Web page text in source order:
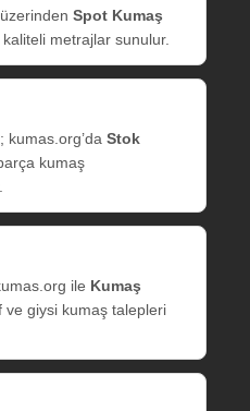
Spot Kumaş
metrajlar sunulur.
kumas.org’da Stok
kumaş
ile Kumaş
ve giysi kumaş talepleri